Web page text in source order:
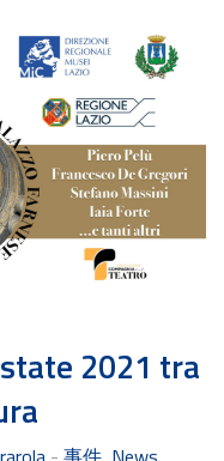
2021 tra